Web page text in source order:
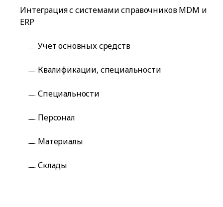
Интеграция с системами справочников MDM и
ERP
Учет основных средств
Квалификации, специальности
Специальности
Персонал
Материалы
Склады